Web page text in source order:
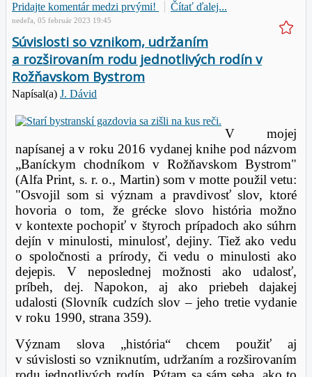
Pridajte komentár medzi prvými! Čítať ďalej...
nedeľa, 05 február 2023 19:45
Súvislosti so vznikom, udržaním
a rozširovaním rodu jednotlivých rodín v
Rožňavskom Bystrom
Napísal(a) J. Dávid
V mojej
napísanej a v roku 2016 vydanej knihe pod názvom
„Baníckym chodníkom v Rožňavskom Bystrom"
(Alfa Print, s. r. o., Martin) som v motte použil vetu:
"Osvojil som si význam a pravdivosť slov, ktoré
hovoria o tom, že grécke slovo história možno
v kontexte pochopiť v štyroch prípadoch ako súhrn
dejín v minulosti, minulosť, dejiny. Tiež ako vedu
o spoločnosti a prírody, či vedu o minulosti ako
dejepis. V neposlednej možnosti ako udalosť,
príbeh, dej. Napokon, aj ako priebeh dajakej
udalosti (Slovník cudzích slov – jeho tretie vydanie
v roku 1990, strana 359).
Význam slova „história“ chcem použiť aj
v súvislosti so vzniknutím, udržaním a rozširovaním